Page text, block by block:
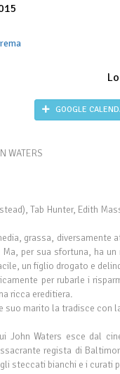
GOOGLE
WATERS
Tab Hunter, Edith
grassa,
per sua sfortuna, ha
un figlio drogato e
per rubarle i
ricca ereditiera.
suo marito la tradisce con
Waters esce dal
regista di
steccati bianchi e i curati